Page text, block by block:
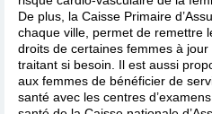
De plus, la Caisse Primaire
chaque ville, permet de remettre
droits de certaines femmes à
traitant si besoin. Il est aussi
aux femmes de bénéficier de
santé avec les centres